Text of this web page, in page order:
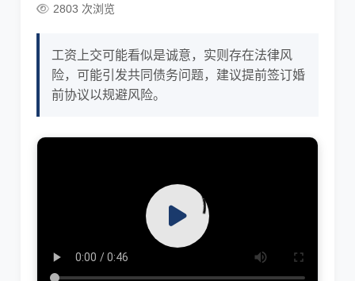
2803 次浏览
工资上交可能看似是诚意，实则存在法律风
险，可能引发共同债务问题，建议提前签订婚
前协议以规避风险。